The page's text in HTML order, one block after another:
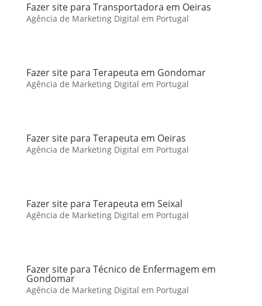
Fazer site para Transportadora em Oeiras
Agência de Marketing Digital em Portugal
Fazer site para Terapeuta em Gondomar
Agência de Marketing Digital em Portugal
Fazer site para Terapeuta em Oeiras
Agência de Marketing Digital em Portugal
Fazer site para Terapeuta em Seixal
Agência de Marketing Digital em Portugal
Fazer site para Técnico de Enfermagem em
Gondomar
Agência de Marketing Digital em Portugal